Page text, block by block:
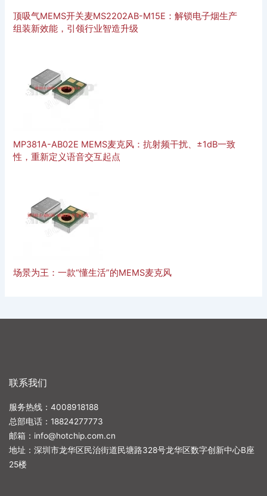
顶吸气MEMS开关麦MS2202AB-M15E：解锁电子烟生产
组装新效能，引领行业智造升级
MP381A-AB02E MEMS麦克风：抗射频干扰、±1dB一致
性，重新定义语音交互起点
场景为王：一款“懂生活”的MEMS麦克风
联系我们
服务热线：4008918188
总部电话： 18824277773
邮箱： info@hotchip.com.cn
地址：深圳市龙华区民治街道民塘路328号龙华区数字创新中心B座
25楼